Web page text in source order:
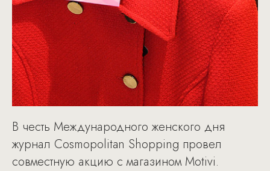
В честь Международного женского дня
журнал Cosmopolitan Shopping провел
совместную акцию с магазином Motivi.